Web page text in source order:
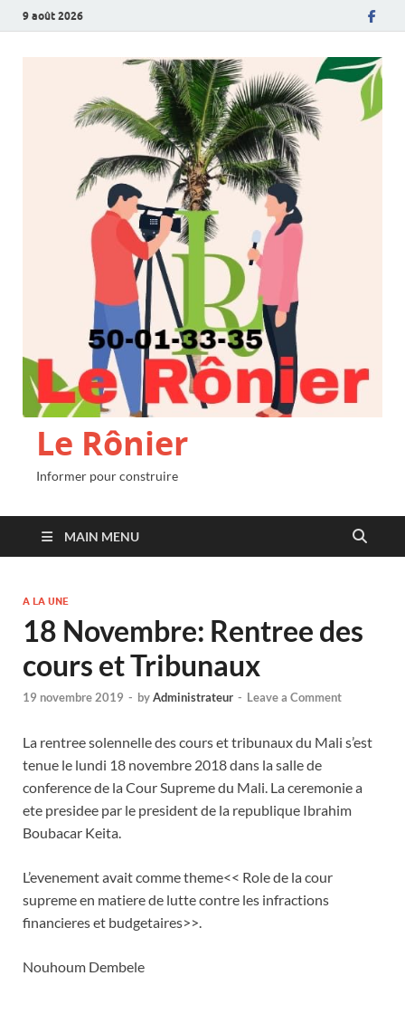
9 août 2026
Le Rônier
Informer pour construire
MAIN MENU
A LA UNE
18 Novembre: Rentree des
cours et Tribunaux
19 novembre 2019 - byAdministrateur - Leave a Comment
La rentree solennelle des cours et tribunaux du Mali s’est
tenue le lundi 18 novembre 2018 dans la salle de
conference de la Cour Supreme du Mali. La ceremonie a
ete presidee par le president de la republique Ibrahim
Boubacar Keita.
L’evenement avait comme theme<< Role de la cour
supreme en matiere de lutte contre les infractions
financieres et budgetaires>>.
Nouhoum Dembele